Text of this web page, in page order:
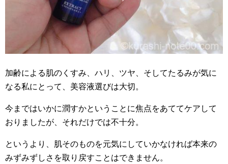
加齢による肌のくすみ、ハリ、ツヤ、そしてたるみが気に
なる私にとって、美容液選びは大切。
今まではいかに潤すかということに焦点をあててケアして
おりましたが、それだけでは不十分。
というより、肌そのものを元気にしていかなければ本来の
みずみずしさを取り戻すことはできません。